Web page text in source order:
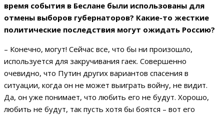
время события в Беслане были использованы для
отмены выборов губернаторов? Какие-то жесткие
политические последствия могут ожидать Россию?
– Конечно, могут! Сейчас все, что бы ни произошло,
используется для закручивания гаек. Совершенно
очевидно, что Путин других вариантов спасения в
ситуации, когда он не может выиграть войну, не видит.
Да, он уже понимает, что любить его не будут. Хорошо,
любить не будут, так пусть хотя бы боятся – вот его